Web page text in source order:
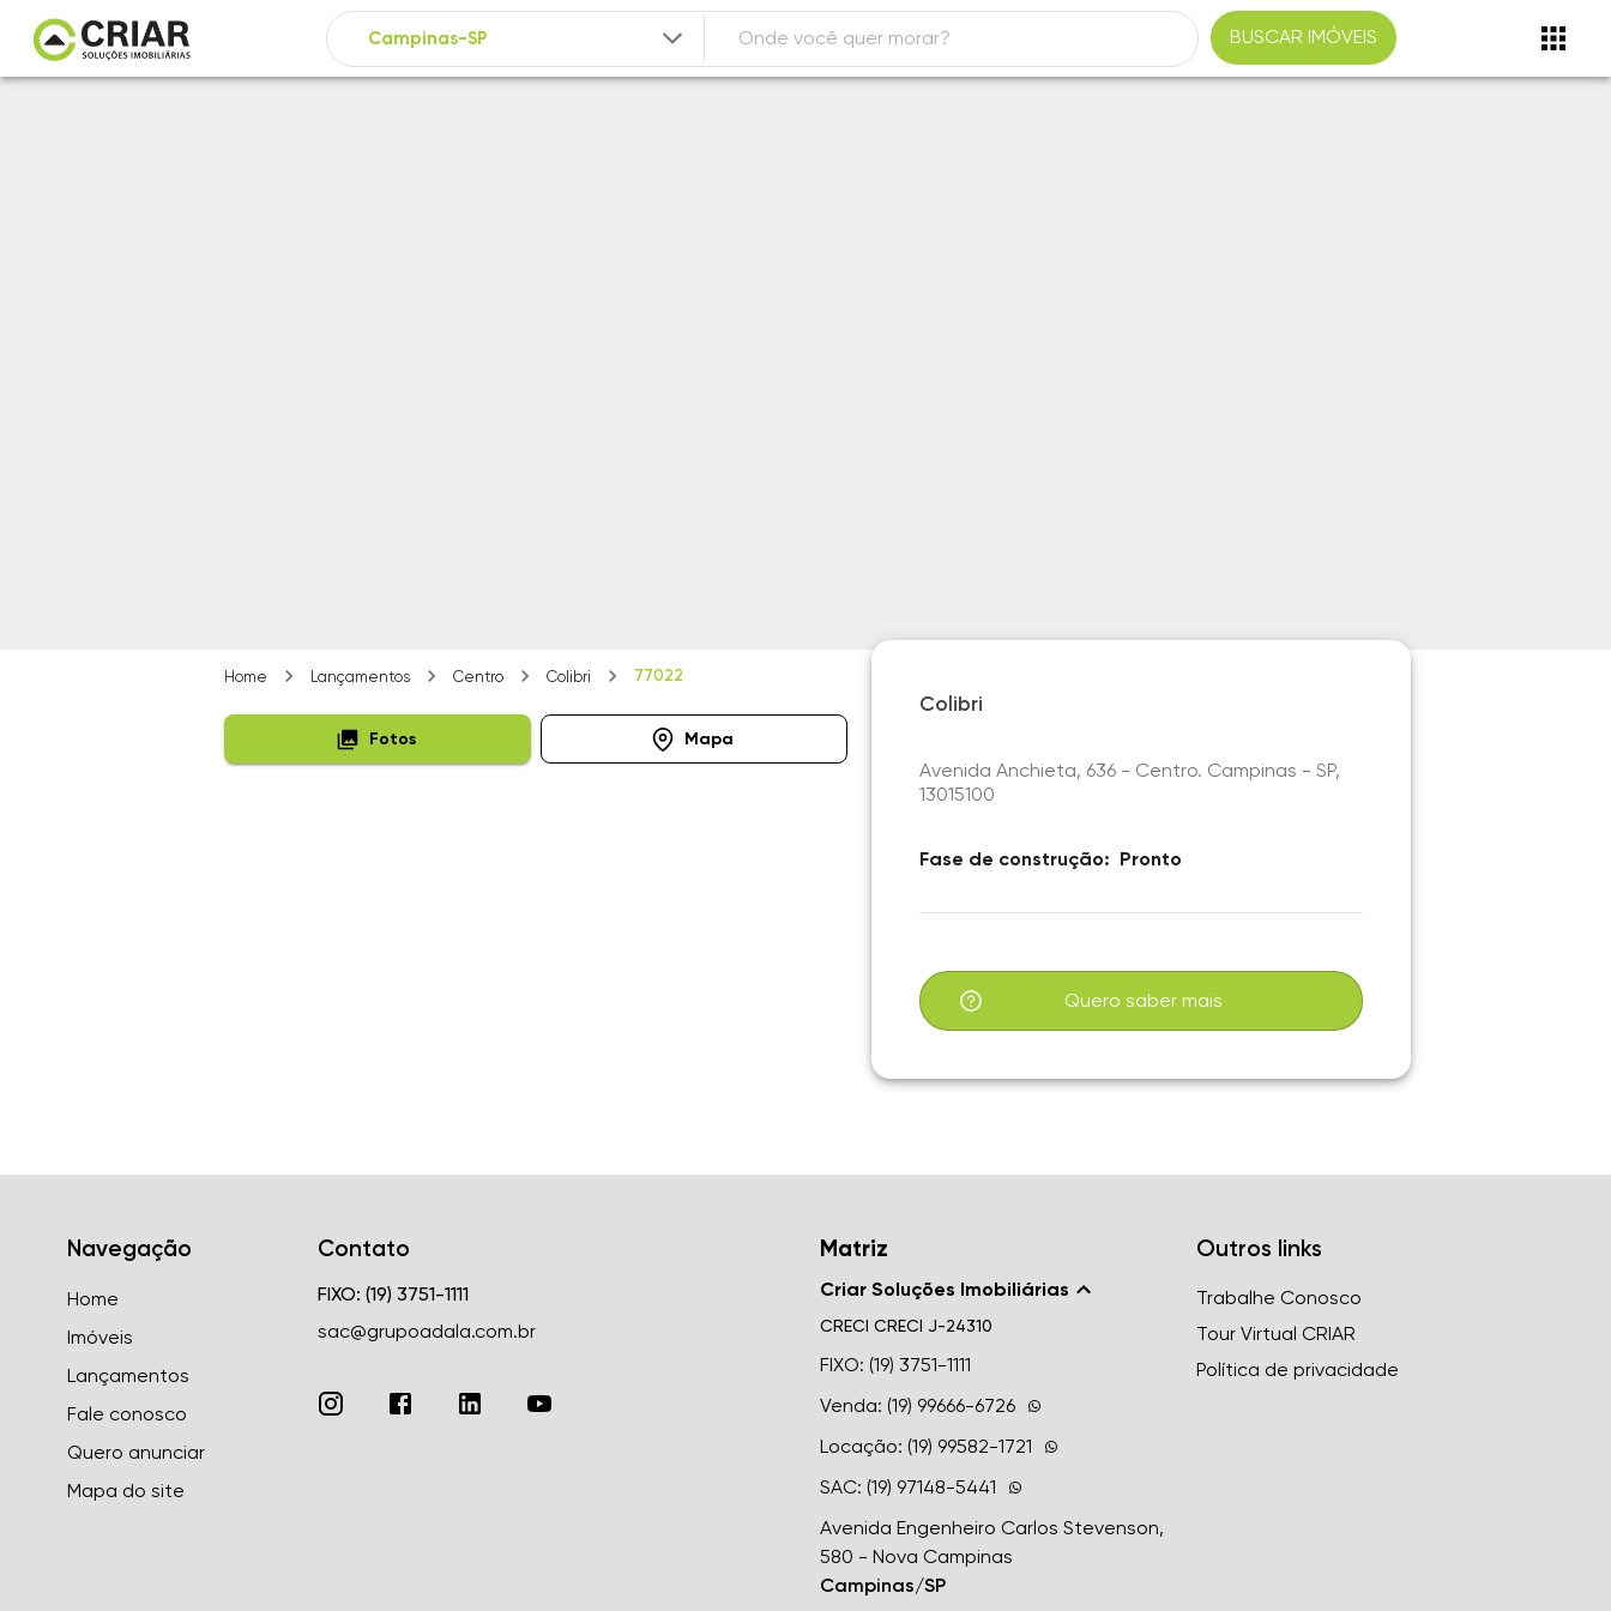
BUSCAR IMÓVEIS
Home Lançamentos Centro Colibri 77022
Fotos Mapa
Colibri
Avenida Anchieta, 636 - Centro. Campinas - SP,
13015100
Fase de construção: Pronto
Quero saber mais
Navegação
Home
Imóveis
Lançamentos
Fale conosco
Quero anunciar
Mapa do site
Contato
FIXO: (19) 3751-1111
sac@grupoadala.com.br
Matriz
Criar Soluções Imobiliárias
CRECI CRECI J-24310
FIXO: (19) 3751-1111
Venda: (19) 99666-6726
Locação: (19) 99582-1721
SAC: (19) 97148-5441
Avenida Engenheiro Carlos Stevenson,
580 - Nova Campinas
Campinas/SP
Outros links
Trabalhe Conosco
Tour Virtual CRIAR
Política de privacidade